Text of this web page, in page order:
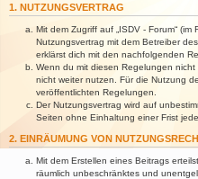
1. NUTZUNGSVERTRAG
Mit dem Zugriff auf „ISDV - Forum“
Nutzungsvertrag mit dem Betreiber
erklärst dich mit den nachfolgenden
Wenn du mit diesen Regelungen
nicht weiter nutzen. Für die Nutzung
veröffentlichten Regelungen.
Der Nutzungsvertrag wird auf
Seiten ohne Einhaltung einer Frist
2. EINRÄUMUNG VON
Mit dem Erstellen eines Beitrags
räumlich unbeschränktes und